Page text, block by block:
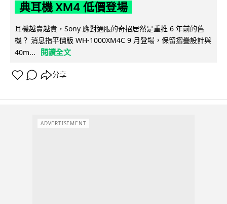
典耳機 XM4 低價登場
耳機越賣越貴，Sony 應對通脹的奇招居然是重推 6 年前的舊
機？ 消息指平價版 WH-1000XM4C 9 月登場，保留摺疊設計與
40m...
閱讀全文
分享
ADVERTISEMENT